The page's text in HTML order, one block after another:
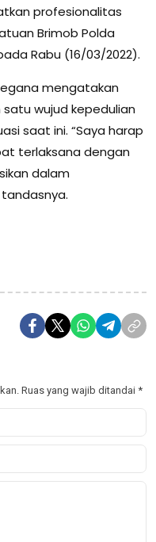
profesionalitas
Brimob Polda
Rabu (16/03/2022).
mengatakan
wujud kepedulian
saat ini. “Saya harap
terlaksana dengan
dalam
Ruas yang wajib ditandai *